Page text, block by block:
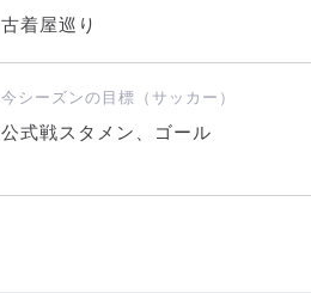
古着屋巡り
今シーズンの目標（サッカー）
公式戦スタメン、ゴール